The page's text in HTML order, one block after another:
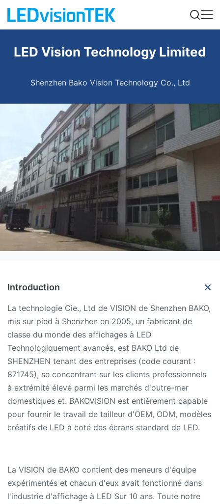
LED Vision Technology Limited
Shenzhen Bako Vision Technology Co., Ltd
Introduction
La technologie Cie., Ltd de VISION de Shenzhen BAKO,
mis sur pied à Shenzhen en 2005, un fabricant de
classe du monde des affichages à LED
Technologiquement avancés, est BAKO Ltd de
SHENZHEN tenant des entreprises (code courant :
871745), se concentrant sur les clients professionnels
à extrémité élevé parmi les marchés d'outre-mer
domestiques et. BAKOVISION est entièrement capable
pour fournir le travail de tailleur d'OEM, ODM, modèles
créatifs de LED à coté des écrans standard de LED.
La VISION de BAKO contient des meneurs d'équipe
expérimentés et chacun d'eux avait fonctionné dans
l'industrie d'affichage à LED Sur 10 ans. Toute notre